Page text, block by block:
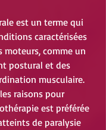
est un terme qui
caractérisées
moteurs, comme un
postural et des
musculaire.
raisons pour
est préférée
de paralysie